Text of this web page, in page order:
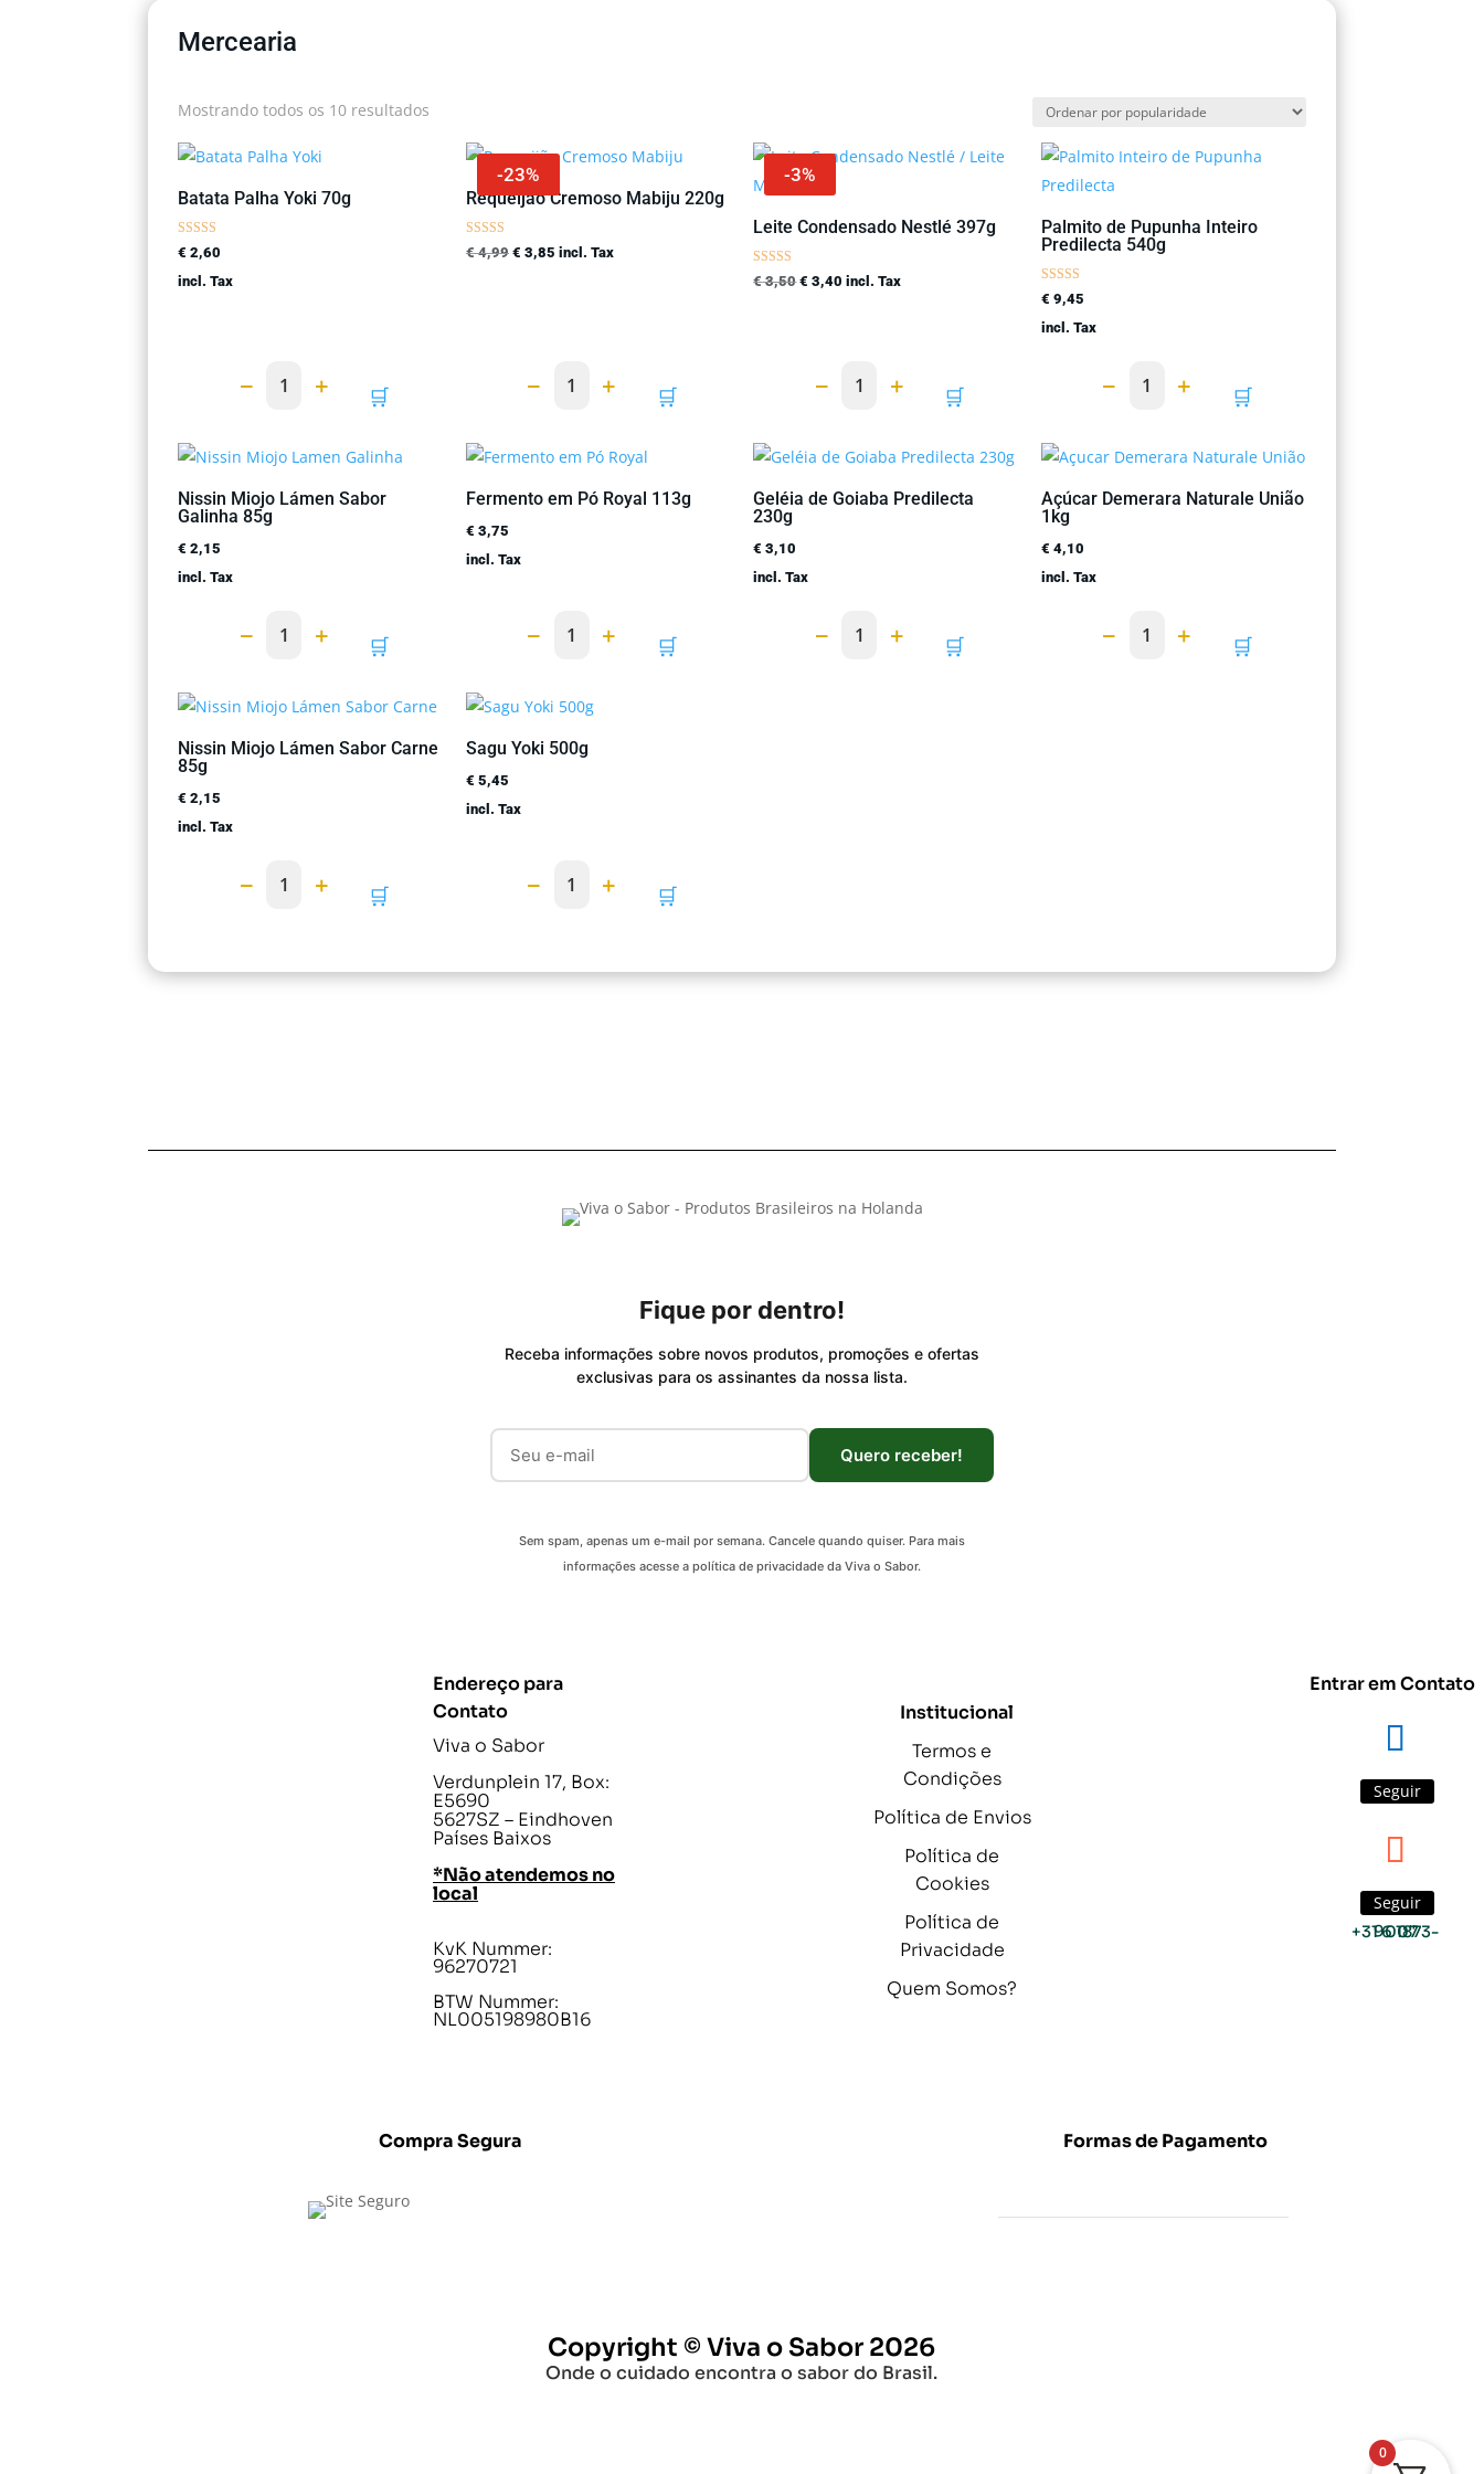
Mercearia
Mostrando todos os 10 resultados
popularidade
Batata Palha Yoki 70g
Avaliação
5.00
de 5
€ 2,60
incl. Tax
− 1 + 🛒
-23%
Requeijão Cremoso Mabiju 220g
Avaliação
5.00
€4,99 O
€ 3,85Oincl. Tax
− 1 + 🛒
-3%
Leite Condensado Nestlé 397g
Avaliação
5.00
€3,50O
€ 3,40 O
€ 3,40.
incl. Tax
− 1 + 🛒
Palmito de Pupunha Inteiro
Predilecta 540g
Avaliação
5.00
de 5
€ 9,45
incl. Tax
− 1 + 🛒
Nissin Miojo Lámen Sabor
Galinha 85g
€ 2,15
incl. Tax
− 1 + 🛒
Fermento em Pó Royal 113g
€ 3,75
incl. Tax
− 1 + 🛒
Geléia de Goiaba Predilecta
230g
€ 3,10
incl. Tax
− 1 + 🛒
Açúcar Demerara Naturale União
1kg
€ 4,10
incl. Tax
− 1 + 🛒
Nissin Miojo Lámen Sabor Carne
85g
€ 2,15
incl. Tax
− 1 + 🛒
Sagu Yoki 500g
€ 5,45
incl. Tax
− 1 + 🛒
Fique por dentro!
Receba informações sobre novos produtos, promoções e ofertas
exclusivas para os assinantes da nossa lista.
Quero receber!
Sem spam, apenas um e-mail por semana. Cancele quando quiser. Para mais
informações acesse a política de privacidade da Viva o Sabor.
Endereço para
Contato
Viva o Sabor
Verdunplein 17, Box:
E5690
5627SZ – Eindhoven
Países Baixos
*Não atendemos no
local
KvK Nummer:
96270721
BTW Nummer:
NL005198980B16
Institucional
Termos e
Condições
Política de Envios
Política de
Cookies
Política de
Privacidade
Quem Somos?
Entrar em Contato
Seguir
Seguir
+31 6 1873-9007
Compra Segura Formas de Pagamento
Copyright © Viva o Sabor 2026
Onde o cuidado encontra o sabor do Brasil.
0